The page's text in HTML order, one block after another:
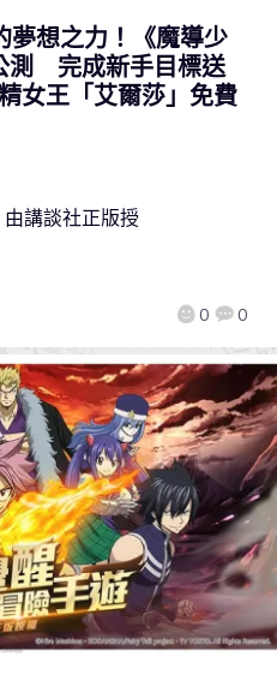
夢想之力！《魔導少
測 完成新手目標送
女王「艾爾莎」免費
0 0
講談社正版授